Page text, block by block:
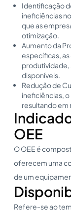
Identificação
ineficiências
que as
otimização.
Aumento da
específicas,
produtividade,
disponíveis.
Redução de
ineficiências,
resultando em
OEE
O OEE é
oferecem uma
de um
Refere-se ao